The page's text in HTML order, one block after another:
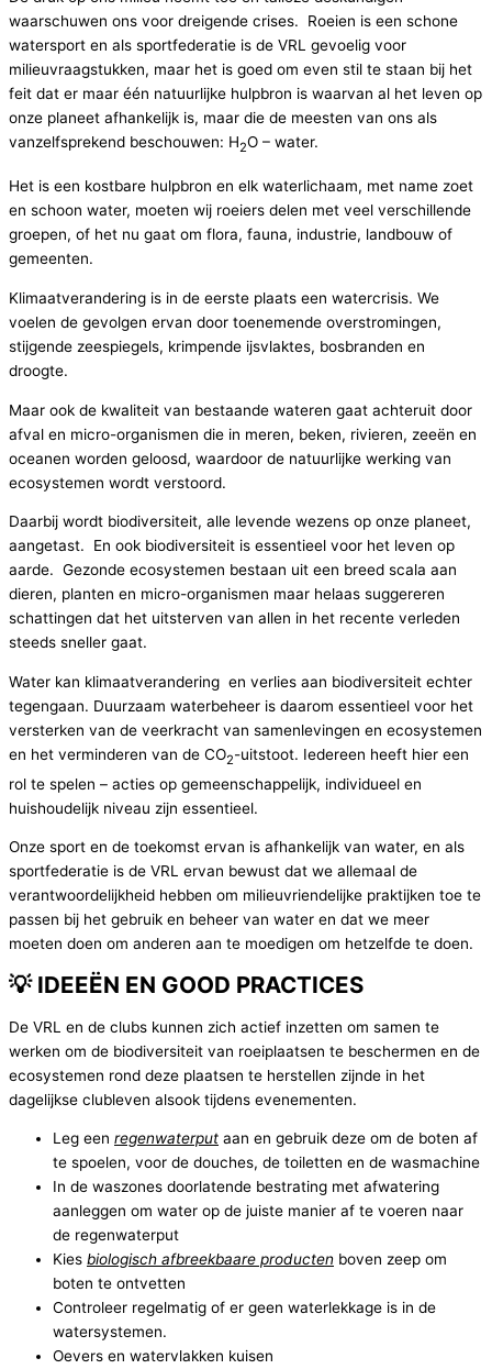
waarschuwen ons voor dreigende crises. Roeien is een schone
watersport en als sportfederatie is de VRL gevoelig voor
milieuvraagstukken, maar het is goed om even stil te staan bij het
feit dat er maar één natuurlijke hulpbron is waarvan al het leven op
onze planeet afhankelijk is, maar die de meesten van ons als
vanzelfsprekend beschouwen: H2O – water.
Het is een kostbare hulpbron en elk waterlichaam, met name zoet
en schoon water, moeten wij roeiers delen met veel verschillende
groepen, of het nu gaat om flora, fauna, industrie, landbouw of
gemeenten.
Klimaatverandering is in de eerste plaats een watercrisis. We
voelen de gevolgen ervan door toenemende overstromingen,
stijgende zeespiegels, krimpende ijsvlaktes, bosbranden en
droogte.
Maar ook de kwaliteit van bestaande wateren gaat achteruit door
afval en micro-organismen die in meren, beken, rivieren, zeeën en
oceanen worden geloosd, waardoor de natuurlijke werking van
ecosystemen wordt verstoord.
Daarbij wordt biodiversiteit, alle levende wezens op onze planeet,
aangetast. En ook biodiversiteit is essentieel voor het leven op
aarde. Gezonde ecosystemen bestaan uit een breed scala aan
dieren, planten en micro-organismen maar helaas suggereren
schattingen dat het uitsterven van allen in het recente verleden
steeds sneller gaat.
Water kan klimaatverandering en verlies aan biodiversiteit echter
tegengaan. Duurzaam waterbeheer is daarom essentieel voor het
versterken van de veerkracht van samenlevingen en ecosystemen
en het verminderen van de CO2-uitstoot. Iedereen heeft hier een
rol te spelen – acties op gemeenschappelijk, individueel en
huishoudelijk niveau zijn essentieel.
Onze sport en de toekomst ervan is afhankelijk van water, en als
sportfederatie is de VRL ervan bewust dat we allemaal de
verantwoordelijkheid hebben om milieuvriendelijke praktijken toe te
passen bij het gebruik en beheer van water en dat we meer
moeten doen om anderen aan te moedigen om hetzelfde te doen.
💡 IDEEËN EN GOOD PRACTICES
De VRL en de clubs kunnen zich actief inzetten om samen te
werken om de biodiversiteit van roeiplaatsen te beschermen en de
ecosystemen rond deze plaatsen te herstellen zijnde in het
dagelijkse clubleven alsook tijdens evenementen.
Leg een regenwaterput aan en gebruik deze om de boten af
te spoelen, voor de douches, de toiletten en de wasmachine
In de waszones doorlatende bestrating met afwatering
aanleggen om water op de juiste manier af te voeren naar
de regenwaterput
Kies biologisch afbreekbaare producten boven zeep om
boten te ontvetten
Controleer regelmatig of er geen waterlekkage is in de
watersystemen.
Oevers en watervlakken kuisen